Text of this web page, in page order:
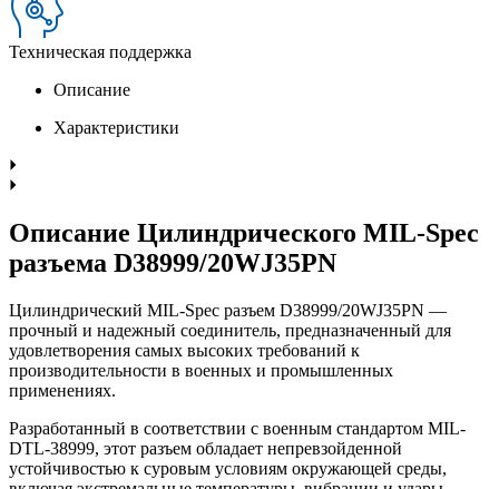
Техническая поддержка
Описание
Характеристики
Описание Цилиндрического MIL-Spec
разъема D38999/20WJ35PN
Цилиндрический MIL-Spec разъем D38999/20WJ35PN —
прочный и надежный соединитель, предназначенный для
удовлетворения самых высоких требований к
производительности в военных и промышленных
применениях.
Разработанный в соответствии с военным стандартом MIL-
DTL-38999, этот разъем обладает непревзойденной
устойчивостью к суровым условиям окружающей среды,